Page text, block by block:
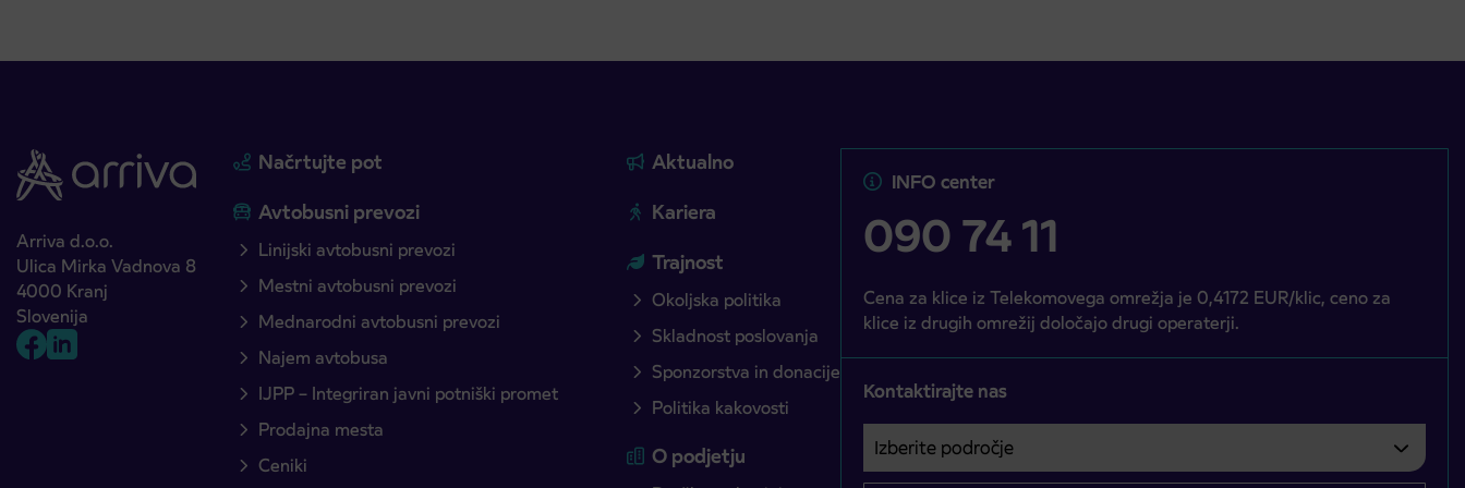
Arriva d.o.o.
Ulica Mirka Vadnova 8
4000 Kranj
Slovenija
Načrtujte pot
Avtobusni prevozi
Linijski avtobusni prevozi
Mestni avtobusni prevozi
Mednarodni avtobusni prevozi
Najem avtobusa
IJPP – Integriran javni potniški promet
Prodajna mesta
Ceniki
Aktualno
Kariera
Trajnost
Okoljska politika
Skladnost poslovanja
Sponzorstva in donacije
Politika kakovosti
O podjetju
INFO center
090 74 11
Cena za klice iz Telekomovega omrežja je 0,4172 EUR/klic, ceno za
klice iz drugih omrežij določajo drugi operaterji.
Kontaktirajte nas
Izberite področje
Področje je obvezno izbrati.